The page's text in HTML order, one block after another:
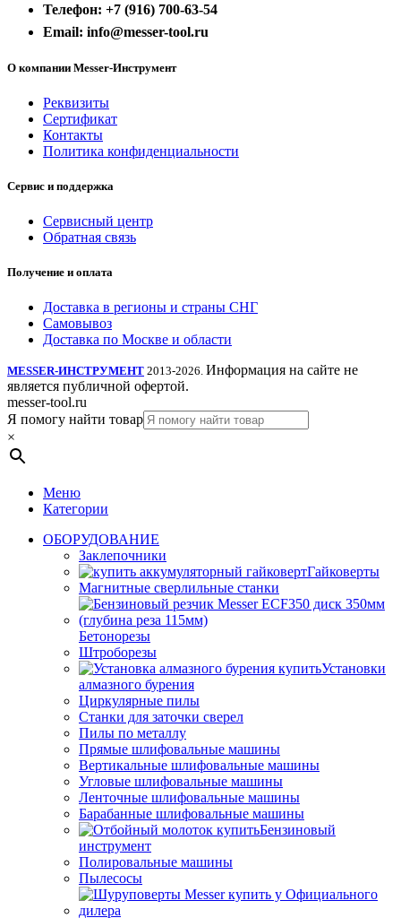
Телефон: +7 (916) 700-63-54
Email: info@messer-tool.ru
О компании Messer-Инструмент
Реквизиты
Сертификат
Контакты
Политика конфиденциальности
Сервис и поддержка
Сервисный центр
Обратная связь
Получение и оплата
Доставка в регионы и страны СНГ
Самовывоз
Доставка по Москве и области
MESSER-ИНСТРУМЕНТ 2013-2026. Информация на сайте не
является публичной офертой.
messer-tool.ru
Я помогу найти товар
×
Меню
Категории
ОБОРУДОВАНИЕ
Заклепочники
Гайковерты
Магнитные сверлильные станки
Бетонорезы
Штроборезы
Установки
алмазного бурения
Циркулярные пилы
Станки для заточки сверел
Пилы по металлу
Прямые шлифовальные машины
Вертикальные шлифовальные машины
Угловые шлифовальные машины
Ленточные шлифовальные машины
Барабанные шлифовальные машины
Бензиновый
инструмент
Полировальные машины
Пылесосы